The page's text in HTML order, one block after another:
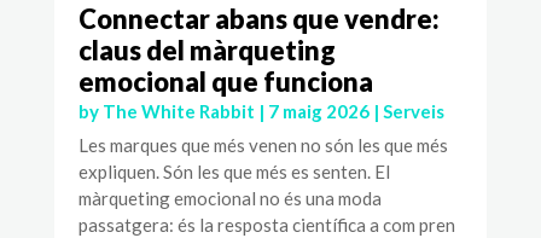
Connectar abans que vendre:
claus del màrqueting
emocional que funciona
by The White Rabbit | 7 maig 2026| Serveis
Les marques que més venen no són les que més
expliquen. Són les que més es senten. El
màrqueting emocional no és una moda
passatgera: és la resposta científica a com pren